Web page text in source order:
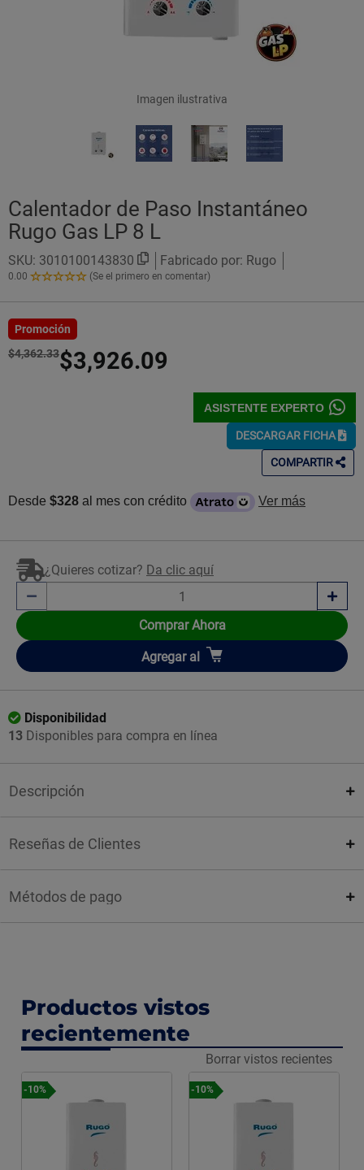
Imagen ilustrativa
Calentador de Paso Instantáneo
Rugo Gas LP 8 L
SKU: 3010100143830 Fabricado por: Rugo
0.00
0.00
Estrellas!
(Se el primero en comentar)
Promoción
$4,362.33$3,926.09
ASISTENTE EXPERTO
DESCARGAR FICHA
COMPARTIR
Desde $328 al mes con crédito Ver más
¿Quieres cotizar? Da clic aquí
Comprar Ahora
Añadir
Agregar al
Disponibilidad
13 Disponibles para compra en línea
Descripción
Reseñas de Clientes
Métodos de pago
Productos vistos
recientemente
Borrar vistos recientes
-10% -10%